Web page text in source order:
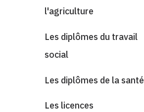
l'agriculture
Les diplômes du travail
social
Les diplômes de la santé
Les licences